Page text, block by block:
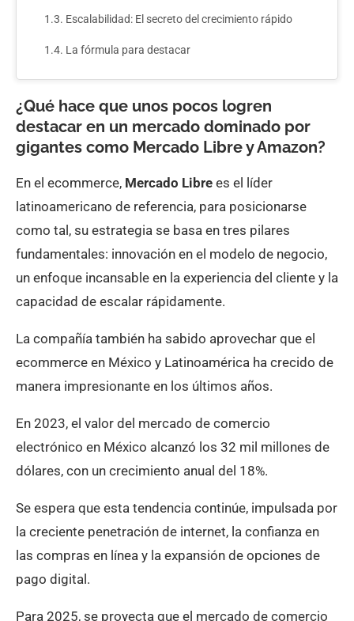
Escalabilidad: El secreto del crecimiento rápido
La fórmula para destacar
¿Qué hace que unos pocos logren
destacar en un mercado dominado por
gigantes como Mercado Libre y Amazon?
En el ecommerce, Mercado Libre es el líder
latinoamericano de referencia, para posicionarse
como tal, su estrategia se basa en tres pilares
fundamentales: innovación en el modelo de negocio,
un enfoque incansable en la experiencia del cliente y la
capacidad de escalar rápidamente.
La compañía también ha sabido aprovechar que el
ecommerce en México y Latinoamérica ha crecido de
manera impresionante en los últimos años.
En 2023, el valor del mercado de comercio
electrónico en México alcanzó los 32 mil millones de
dólares, con un crecimiento anual del 18%.
Se espera que esta tendencia continúe, impulsada por
la creciente penetración de internet, la confianza en
las compras en línea y la expansión de opciones de
pago digital.
Para 2025, se proyecta que el mercado de comercio